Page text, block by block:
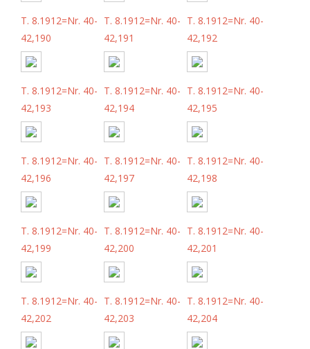
T. 8.1912=Nr. 40-
42,190
T. 8.1912=Nr. 40-
42,191
T. 8.1912=Nr. 40-
42,192
T. 8.1912=Nr. 40-
42,193
T. 8.1912=Nr. 40-
42,194
T. 8.1912=Nr. 40-
42,195
T. 8.1912=Nr. 40-
42,196
T. 8.1912=Nr. 40-
42,197
T. 8.1912=Nr. 40-
42,198
T. 8.1912=Nr. 40-
42,199
T. 8.1912=Nr. 40-
42,200
T. 8.1912=Nr. 40-
42,201
T. 8.1912=Nr. 40-
42,202
T. 8.1912=Nr. 40-
42,203
T. 8.1912=Nr. 40-
42,204